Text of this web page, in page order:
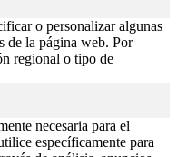
o personalizar algunas
de la página web. Por
regional o tipo de
necesaria para el
específicamente para